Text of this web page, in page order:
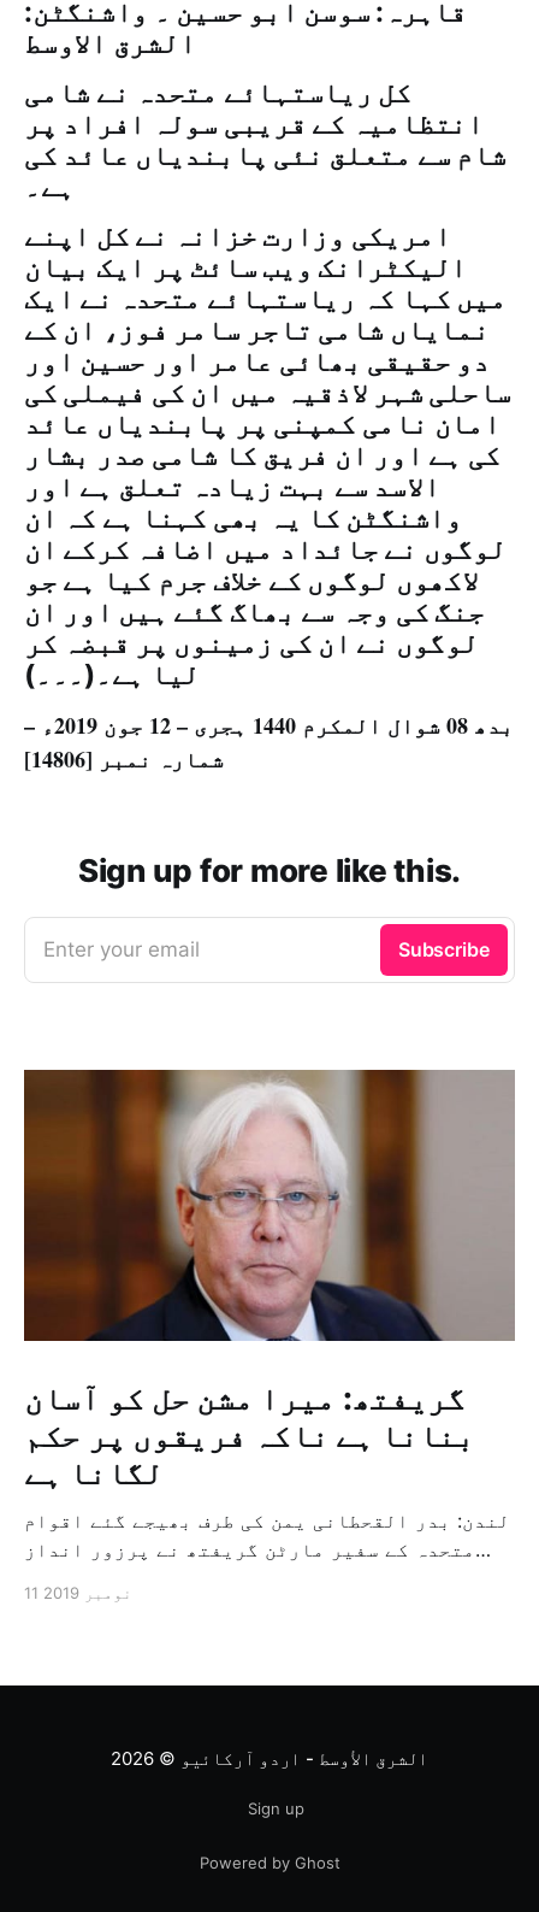
قاہرہ: سوسن ابو حسین ۔ واشنگٹن:
الشرق الاوسط
کل ریاستہائے متحدہ نے شامی
انتظامیہ کے قریبی سولہ افراد پر
شام سے متعلق نئی پابندیاں عائد کی
ہے۔
امریکی وزارت خزانہ نے کل اپنے
الیکٹرانک ویب سائٹ پر ایک بیان
میں کہا کہ ریاستہائے متحدہ نے ایک
نمایاں شامی تاجر سامر فوز، ان کے
دو حقیقی بھائی عامر اور حسین اور
ساحلی شہر لاذقیہ میں ان کی فیملی کی
امان نامی کمپنی پر پابندیاں عائد
کی ہے اور ان فریق کا شامی صدر بشار
الاسد سے بہت زیادہ تعلق ہے اور
واشنگٹن کا یہ بھی کہنا ہے کہ ان
لوگوں نے جائداد میں اضافہ کرکے ان
لاکھوں لوگوں کے خلاف جرم کیا ہے جو
جنگ کی وجہ سے بھاگ گئے ہیں اور ان
لوگوں نے ان کی زمینوں پر قبضہ کر
لیا ہے۔(۔۔۔)
بدھ 08 شوال المکرم 1440 ہجری – 12 جون 2019ء –
شمارہ نمبر [14806]
Sign up for more like this.
Enter your email Subscribe
گریفتھ: میرا مشن حل کو آسان
بنانا ہے ناکہ فریقوں پر حکم
لگانا ہے
لندن: بدر القحطانی یمن کی طرف بھیجے گئے اقوام
متحدہ کے سفیر مارٹن گریفتھ نے پرزور انداز
ثالثی اور اس کشمکش کی حدبندی کرنے کے لئے ایک
11 نومبر 2019
الشرق الأوسط - اردو آرکائیو © 2026
Sign up
Powered by Ghost